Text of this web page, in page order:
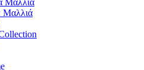
Μαλλιά